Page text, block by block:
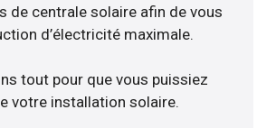
de centrale solaire afin de vous
d’électricité maximale.
tout pour que vous puissiez
votre installation solaire.